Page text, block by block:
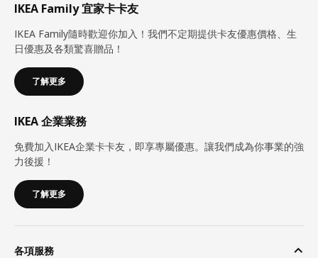
IKEA Family 宜家卡卡友
IKEA Family隨時歡迎你加入！我們不定期提供卡友優惠價格、生
日優惠及各類驚喜贈品！
了解更多
IKEA 企業業務
免費加入IKEA企業卡卡友，即享專屬優惠。讓我們成為你事業的強
力後援！
了解更多
各項服務